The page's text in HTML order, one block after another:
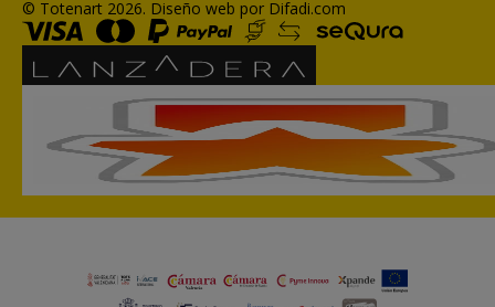
© Totenart 2026. Diseño web por Difadi.com